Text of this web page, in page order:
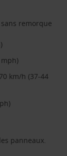
remorque
km/h (37-44
panneaux.